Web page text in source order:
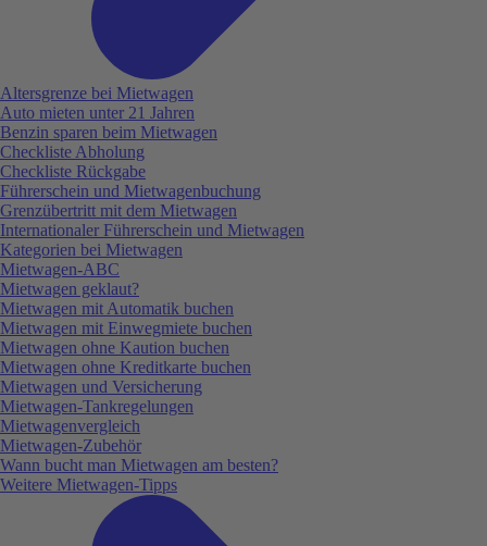
Altersgrenze bei Mietwagen
Auto mieten unter 21 Jahren
Benzin sparen beim Mietwagen
Checkliste Abholung
Checkliste Rückgabe
Führerschein und Mietwagenbuchung
Grenzübertritt mit dem Mietwagen
Internationaler Führerschein und Mietwagen
Kategorien bei Mietwagen
Mietwagen-ABC
Mietwagen geklaut?
Mietwagen mit Automatik buchen
Mietwagen mit Einwegmiete buchen
Mietwagen ohne Kaution buchen
Mietwagen ohne Kreditkarte buchen
Mietwagen und Versicherung
Mietwagen-Tankregelungen
Mietwagenvergleich
Mietwagen-Zubehör
Wann bucht man Mietwagen am besten?
Weitere Mietwagen-Tipps